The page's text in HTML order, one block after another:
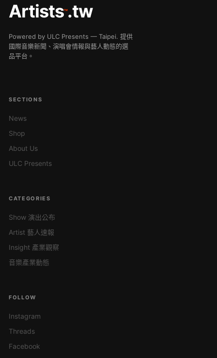
Artists™.tw
Powered by ULC Presents — Taipei. 提供
國際音樂新聞、演唱會情報與藝人動態的選
品平台。
SECTIONS
News
Shop
About Us
ULC Presents
CATEGORIES
Show 演出公布
Artist 藝人速報
Insight 產業觀察
音樂產業動態
FOLLOW
Instagram
Threads
Facebook